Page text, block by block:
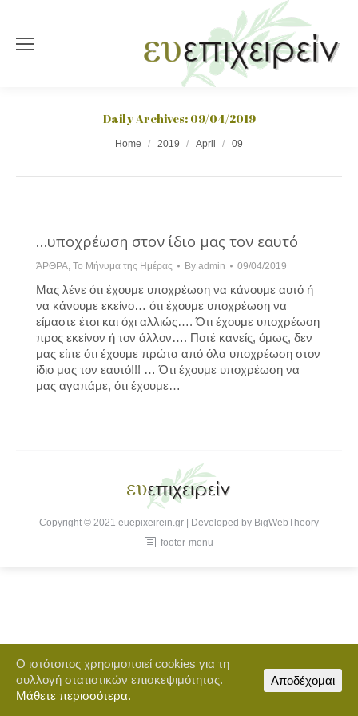
Daily Archives: 09/04/2019
Home 2019 April 09
…υποχρέωση στον ίδιο μας τον εαυτό
ΆΡΘΡΑ, Το Μήνυμα της Ημέρας By admin 09/04/2019
Μας λένε ότι έχουμε υποχρέωση να κάνουμε αυτό ή
να κάνουμε εκείνο… ότι έχουμε υποχρέωση να
είμαστε έτσι και όχι αλλιώς…. Ότι έχουμε υποχρέωση
προς εκείνον ή τον άλλον…. Ποτέ κανείς, όμως, δεν
μας είπε ότι έχουμε πρώτα από όλα υποχρέωση στον
ίδιο μας τον εαυτό!!! … Ότι έχουμε υποχρέωση να
μας αγαπάμε, ότι έχουμε…
Copyright © 2021 euepixeirein.gr | Developed by BigWebTheory
footer-menu
Ο ιστότοπος χρησιμοποιεί cookies για τη
συλλογή στατιστικών επισκεψιμότητας.
Μάθετε περισσότερα.
Αποδέχομαι